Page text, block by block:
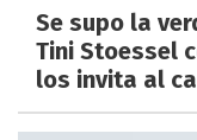
Se supo la
Tini Stoessel
los invita al